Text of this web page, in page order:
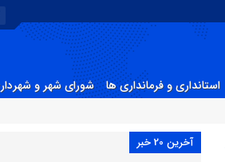
استانداری و فرمانداری ها شورای شهر و
آخرین 20 خبر